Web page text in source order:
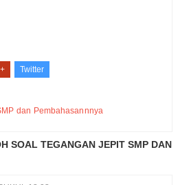
Twitter
dan Pembahasannnya
SOAL TEGANGAN JEPIT SMP DAN